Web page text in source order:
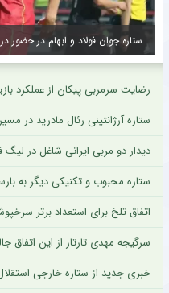
رضایت سرمربی پیکان از عملکرد
ستاره آرژانتینی رئال مادرید در
دیدار دو مربی ایرانی شاغل در
ستاره محبوب و تکنیکی دیگر به
اتفاق تلخ برای استعداد برتر
سرگیجه مهدی تارتار از این
خبری جدید از ستاره خارجی